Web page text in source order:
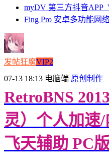
myDV 第三方抖音
Fing Pro 安卓多功能网
发帖狂魔VIP2
07-13 18:13 电脑端 原创制作
RetroBNS
灵）个人加速
飞天辅助 PC